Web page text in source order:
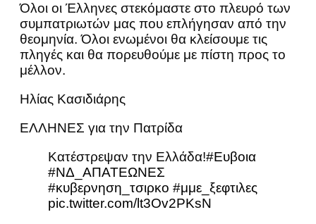
Όλοι οι Έλληνες στεκόμαστε στο πλευρό των
συμπατριωτών μας που επλήγησαν από την
θεομηνία. Όλοι ενωμένοι θα κλείσουμε τις
πληγές και θα πορευθούμε με πίστη προς το
μέλλον.
Ηλίας Κασιδιάρης
ΕΛΛΗΝΕΣ για την Πατρίδα
Κατέστρεψαν την Ελλάδα!#Ευβοια
#ΝΔ_ΑΠΑΤΕΩΝΕΣ
#κυβερνηση_τσιρκο #μμε_ξεφτιλες
pic.twitter.com/lt3Ov2PKsN